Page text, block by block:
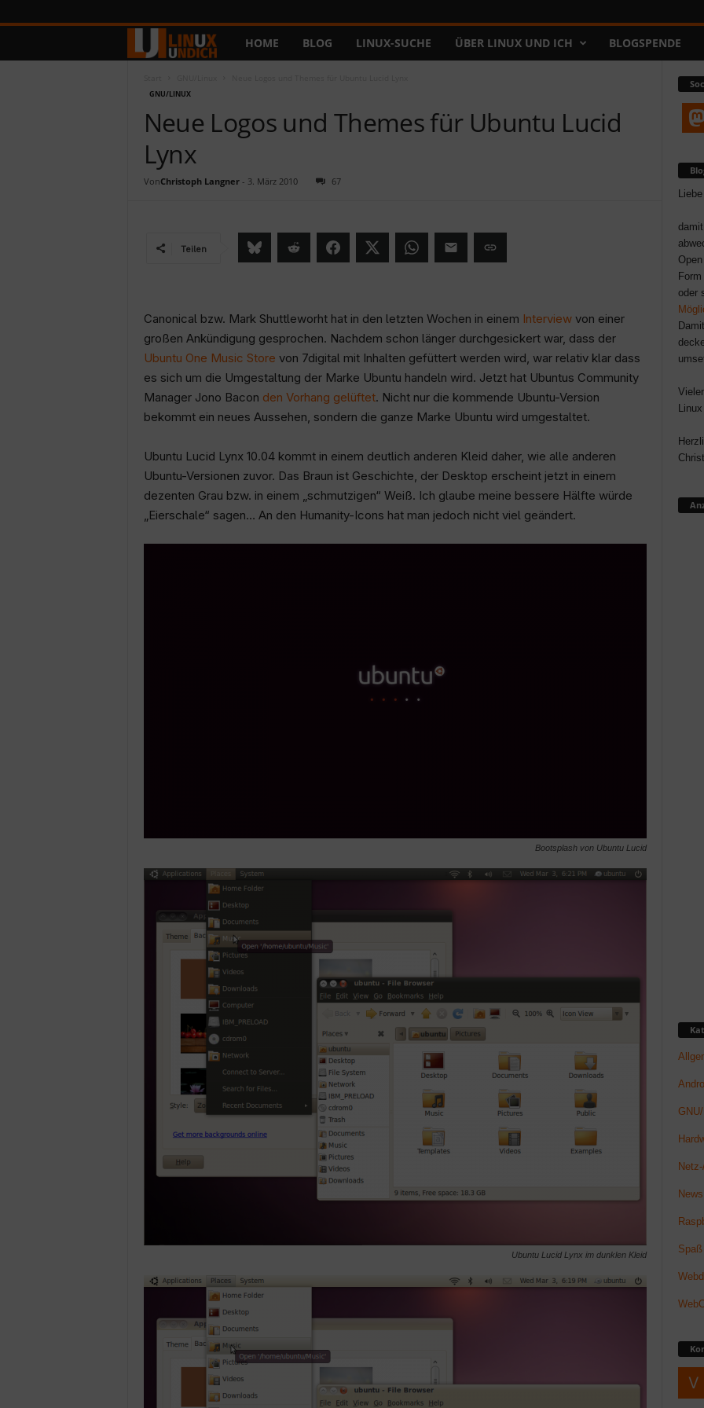
x
I
c
HOME BLOG LINUX-SUCHE ÜBER LINUX UND ICH BLOGSPENDE
GNU/LINUX
Neue Logos und Themes für Ubuntu Lucid
Lynx
VonChristoph Langner- 3. März 2010 67
Teilen
Canonical bzw. Mark Shuttleworht hat in den letzten Wochen in einem Interviewvon einer
großen Ankündigung gesprochen. Nachdem schon länger durchgesickert war, dass der
Ubuntu One Music Store von 7digital mit Inhalten gefüttert werden wird, war relativ klar dass
es sich um die Umgestaltung der Marke Ubuntu handeln wird. Jetzt hat Ubuntus Community
Manager Jono Bacon den Vorhang gelüftet. Nicht nur die kommende Ubuntu-Version
bekommt ein neues Aussehen, sondern die ganze Marke Ubuntu wird umgestaltet.
Ubuntu Lucid Lynx 10.04 kommt in einem deutlich anderen Kleid daher, wie alle anderen
Ubuntu-Versionen zuvor. Das Braun ist Geschichte, der Desktop erscheint jetzt in einem
dezenten Grau bzw. in einem „schmutzigen“ Weiß. Ich glaube meine bessere Hälfte würde
„Eierschale“ sagen… An den Humanity-Icons hat man jedoch nicht viel geändert.
Bootsplash von Ubuntu Lucid
Ubuntu Lucid Lynx im dunklen Kleid
oder
News
Spaß